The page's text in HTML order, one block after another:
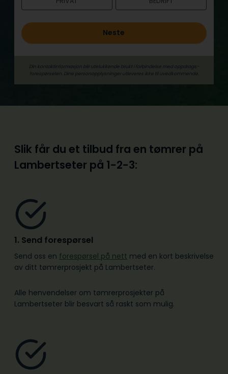
Neste
Din kontaktinformasjon blir utelukkende brukt i forbindelse med oppdrags­
forespørselen. Dine person­­opplysninger utleveres ikke til uvedkommende.
Slik får du et tilbud fra en tømrer på
Lambertseter på 1-2-3:
1. Send forespørsel
Send oss en forespørsel på nett med en kort beskrivelse
av ditt tømrerprosjekt på Lambertseter.
Alle henvendelser om tømrerprosjekter på
Lambertseter blir besvart så raskt som mulig.